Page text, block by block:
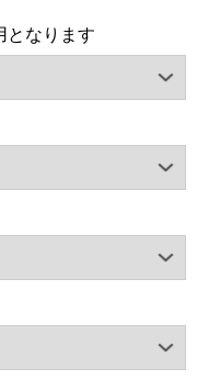
となります